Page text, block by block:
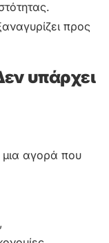
προς
υπάρχει
μια αγορά που